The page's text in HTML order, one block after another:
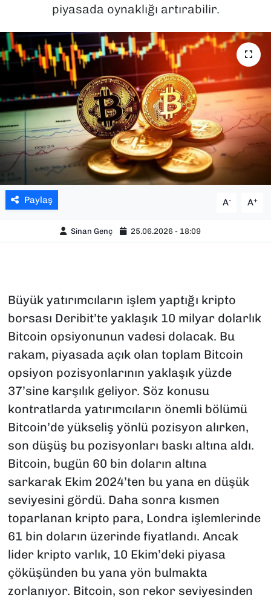
piyasada oynaklığı artırabilir.
Paylaş A- A+
Sinan Genç 25.06.2026 - 18:09
Büyük yatırımcıların işlem yaptığı kripto
borsası Deribit’te yaklaşık 10 milyar dolarlık
Bitcoin opsiyonunun vadesi dolacak. Bu
rakam, piyasada açık olan toplam Bitcoin
opsiyon pozisyonlarının yaklaşık yüzde
37’sine karşılık geliyor. Söz konusu
kontratlarda yatırımcıların önemli bölümü
Bitcoin’de yükseliş yönlü pozisyon alırken,
son düşüş bu pozisyonları baskı altına aldı.
Bitcoin, bugün 60 bin doların altına
sarkarak Ekim 2024’ten bu yana en düşük
seviyesini gördü. Daha sonra kısmen
toparlanan kripto para, Londra işlemlerinde
61 bin doların üzerinde fiyatlandı. Ancak
lider kripto varlık, 10 Ekim’deki piyasa
çöküşünden bu yana yön bulmakta
zorlanıyor. Bitcoin, son rekor seviyesinden
SAĞLIK
SPOR
TEKNOLOJİ
YAŞAM
YEREL YÖNETİMLER